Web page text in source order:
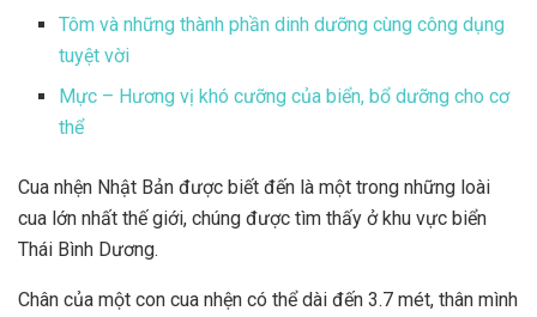
Tôm và những thành phần dinh dưỡng cùng công dụng
tuyệt vời
Mực – Hương vị khó cưỡng của biển, bổ dưỡng cho cơ
thể
Cua nhện Nhật Bản được biết đến là một trong những loài
cua lớn nhất thế giới, chúng được tìm thấy ở khu vực biển
Thái Bình Dương.
Chân của một con cua nhện có thể dài đến 3.7 mét, thân mình